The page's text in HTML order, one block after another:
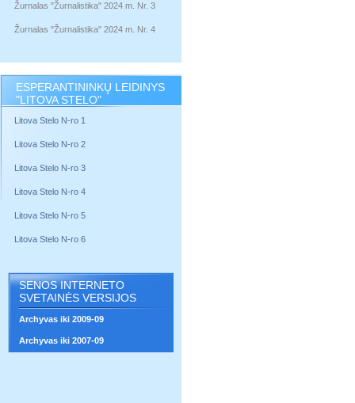
Žurnalas "Žurnalistika" 2024 m. Nr. 3
Žurnalas "Žurnalistika" 2024 m. Nr. 4
ESPERANTININKŲ LEIDINYS
"LITOVA STELO"
Litova Stelo N-ro 1
Litova Stelo N-ro 2
Litova Stelo N-ro 3
Litova Stelo N-ro 4
Litova Stelo N-ro 5
Litova Stelo N-ro 6
SENOS INTERNETO
SVETAINĖS VERSIJOS
Archyvas iki 2009-09
Archyvas iki 2007-09